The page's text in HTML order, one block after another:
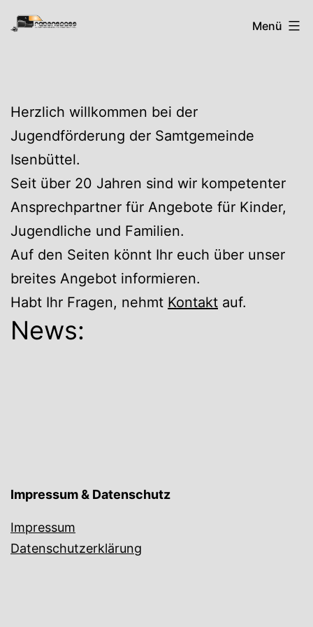
Zum
Inhalt
RabenspassMenü
Herzlich willkommen bei der
Jugendförderung der Samtgemeinde
Isenbüttel.
Seit über 20 Jahren sind wir kompetenter
Ansprechpartner für Angebote für Kinder,
Jugendliche und Familien.
Auf den Seiten könnt Ihr euch über unser
breites Angebot informieren.
Habt Ihr Fragen, nehmt Kontakt auf.
News:
Impressum & Datenschutz
Impressum
Datenschutzerklärung